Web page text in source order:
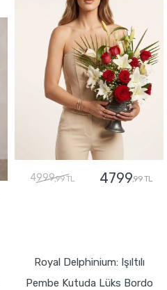
4999,99 TL 4799,99 TL
Royal Delphinium: Işıltılı
Pembe Kutuda Lüks Bordo